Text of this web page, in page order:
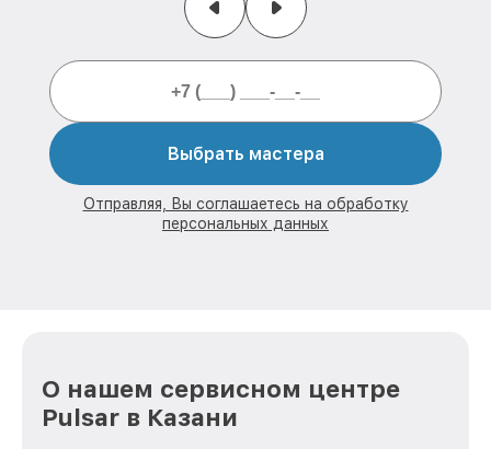
Выбрать мастера
Отправляя, Вы соглашаетесь на обработку
персональных данных
О нашем сервисном центре
Pulsar в Казани